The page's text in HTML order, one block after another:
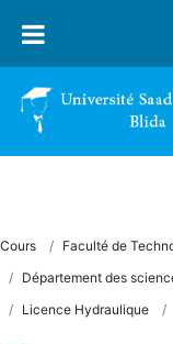
Cours
Faculté de
Département des
Licence Hydraulique